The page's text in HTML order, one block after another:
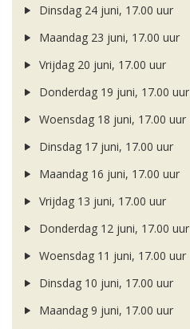
Dinsdag 24 juni, 17.00 uur
Maandag 23 juni, 17.00 uur
Vrijdag 20 juni, 17.00 uur
Donderdag 19 juni, 17.00 uur
Woensdag 18 juni, 17.00 uur
Dinsdag 17 juni, 17.00 uur
Maandag 16 juni, 17.00 uur
Vrijdag 13 juni, 17.00 uur
Donderdag 12 juni, 17.00 uur
Woensdag 11 juni, 17.00 uur
Dinsdag 10 juni, 17.00 uur
Maandag 9 juni, 17.00 uur